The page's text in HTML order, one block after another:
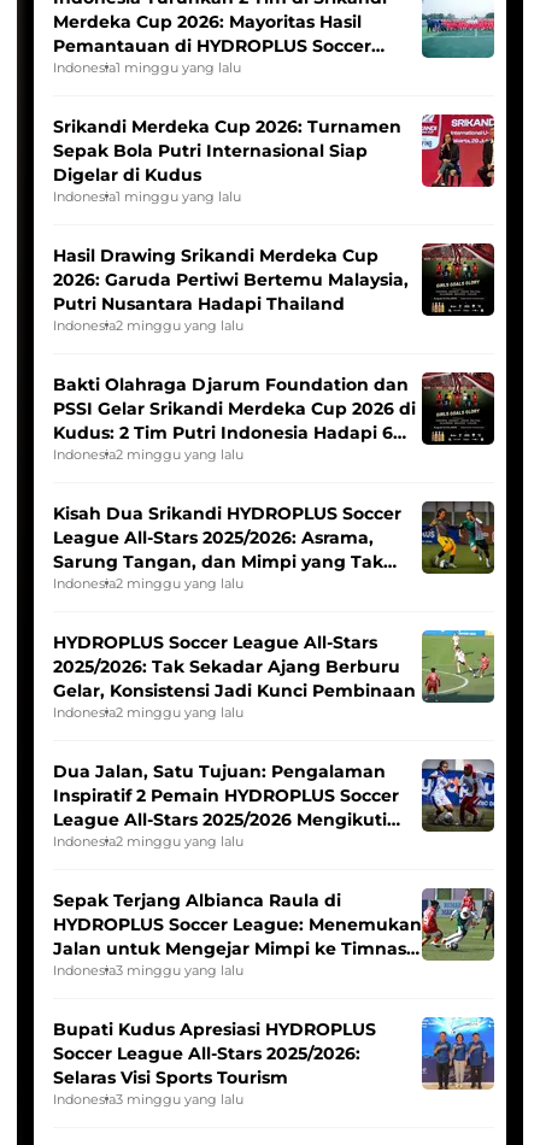
Merdeka Cup 2026: Mayoritas Hasil
Pemantauan di HYDROPLUS Soccer
League
Indonesia1 minggu yang lalu
Srikandi Merdeka Cup 2026: Turnamen
Sepak Bola Putri Internasional Siap
Digelar di Kudus
Indonesia1 minggu yang lalu
Hasil Drawing Srikandi Merdeka Cup
2026: Garuda Pertiwi Bertemu Malaysia,
Putri Nusantara Hadapi Thailand
Indonesia2 minggu yang lalu
Bakti Olahraga Djarum Foundation dan
PSSI Gelar Srikandi Merdeka Cup 2026 di
Kudus: 2 Tim Putri Indonesia Hadapi 6
Tim Asia
Indonesia2 minggu yang lalu
Kisah Dua Srikandi HYDROPLUS Soccer
League All-Stars 2025/2026: Asrama,
Sarung Tangan, dan Mimpi yang Tak
Pernah Padam
Indonesia2 minggu yang lalu
HYDROPLUS Soccer League All-Stars
2025/2026: Tak Sekadar Ajang Berburu
Gelar, Konsistensi Jadi Kunci Pembinaan
Indonesia2 minggu yang lalu
Dua Jalan, Satu Tujuan: Pengalaman
Inspiratif 2 Pemain HYDROPLUS Soccer
League All-Stars 2025/2026 Mengikuti
Seleksi Timnas Indonesia Putri
Indonesia2 minggu yang lalu
Sepak Terjang Albianca Raula di
HYDROPLUS Soccer League: Menemukan
Jalan untuk Mengejar Mimpi ke Timnas
Indonesia Putri
Indonesia3 minggu yang lalu
Bupati Kudus Apresiasi HYDROPLUS
Soccer League All-Stars 2025/2026:
Selaras Visi Sports Tourism
Indonesia3 minggu yang lalu